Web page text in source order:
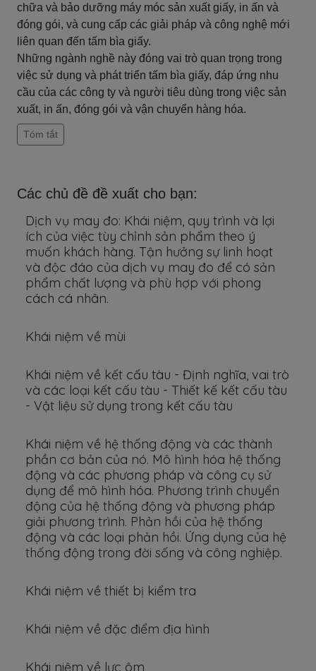
chữa và bảo dưỡng máy móc sản xuất giấy, in ấn và
đóng gói, và cung cấp các giải pháp và công nghệ mới
liên quan đến tấm bìa giấy.
Những ngành nghề này đóng vai trò quan trọng trong
việc sử dụng và phát triển tấm bìa giấy, đáp ứng nhu
cầu của các công ty và người tiêu dùng trong việc sản
xuất, in ấn, đóng gói và vận chuyển hàng hóa.
Tóm tắt
Các chủ đề đề xuất cho bạn:
Dịch vụ may đo: Khái niệm, quy trình và lợi
ích của việc tùy chỉnh sản phẩm theo ý
muốn khách hàng. Tận hưởng sự linh hoạt
và độc đáo của dịch vụ may đo để có sản
phẩm chất lượng và phù hợp với phong
cách cá nhân.
Khái niệm về mùi
Khái niệm về kết cấu tàu - Định nghĩa, vai trò
và các loại kết cấu tàu - Thiết kế kết cấu tàu
- Vật liệu sử dụng trong kết cấu tàu
Khái niệm về hệ thống động và các thành
phần cơ bản của nó. Mô hình hóa hệ thống
động và các phương pháp và công cụ sử
dụng để mô hình hóa. Phương trình chuyển
động của hệ thống động và phương pháp
giải phương trình. Phản hồi của hệ thống
động và các loại phản hồi. Ứng dụng của hệ
thống động trong đời sống và công nghiệp.
Khái niệm về thiết bị kiểm tra
Khái niệm về đặc điểm địa hình
Khái niệm về lực ôm